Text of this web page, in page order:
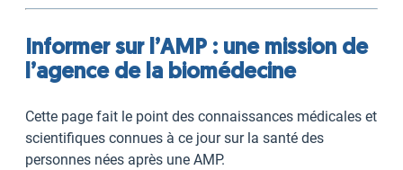
Informer sur l’AMP : une mission de
l’agence de la biomédecine
Cette page fait le point des connaissances médicales et
scientifiques connues à ce jour sur la santé des
personnes nées après une AMP.